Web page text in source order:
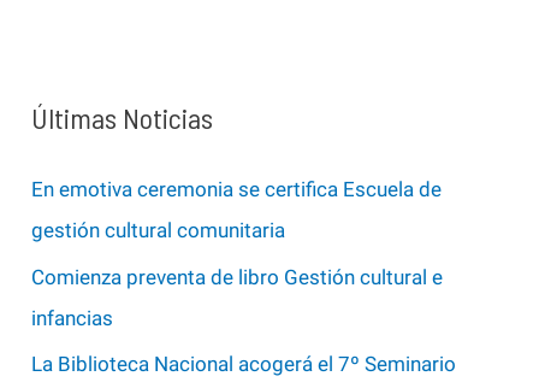
a
p
o
r
:
Últimas Noticias
En emotiva ceremonia se certifica Escuela de
gestión cultural comunitaria
Comienza preventa de libro Gestión cultural e
infancias
La Biblioteca Nacional acogerá el 7º Seminario